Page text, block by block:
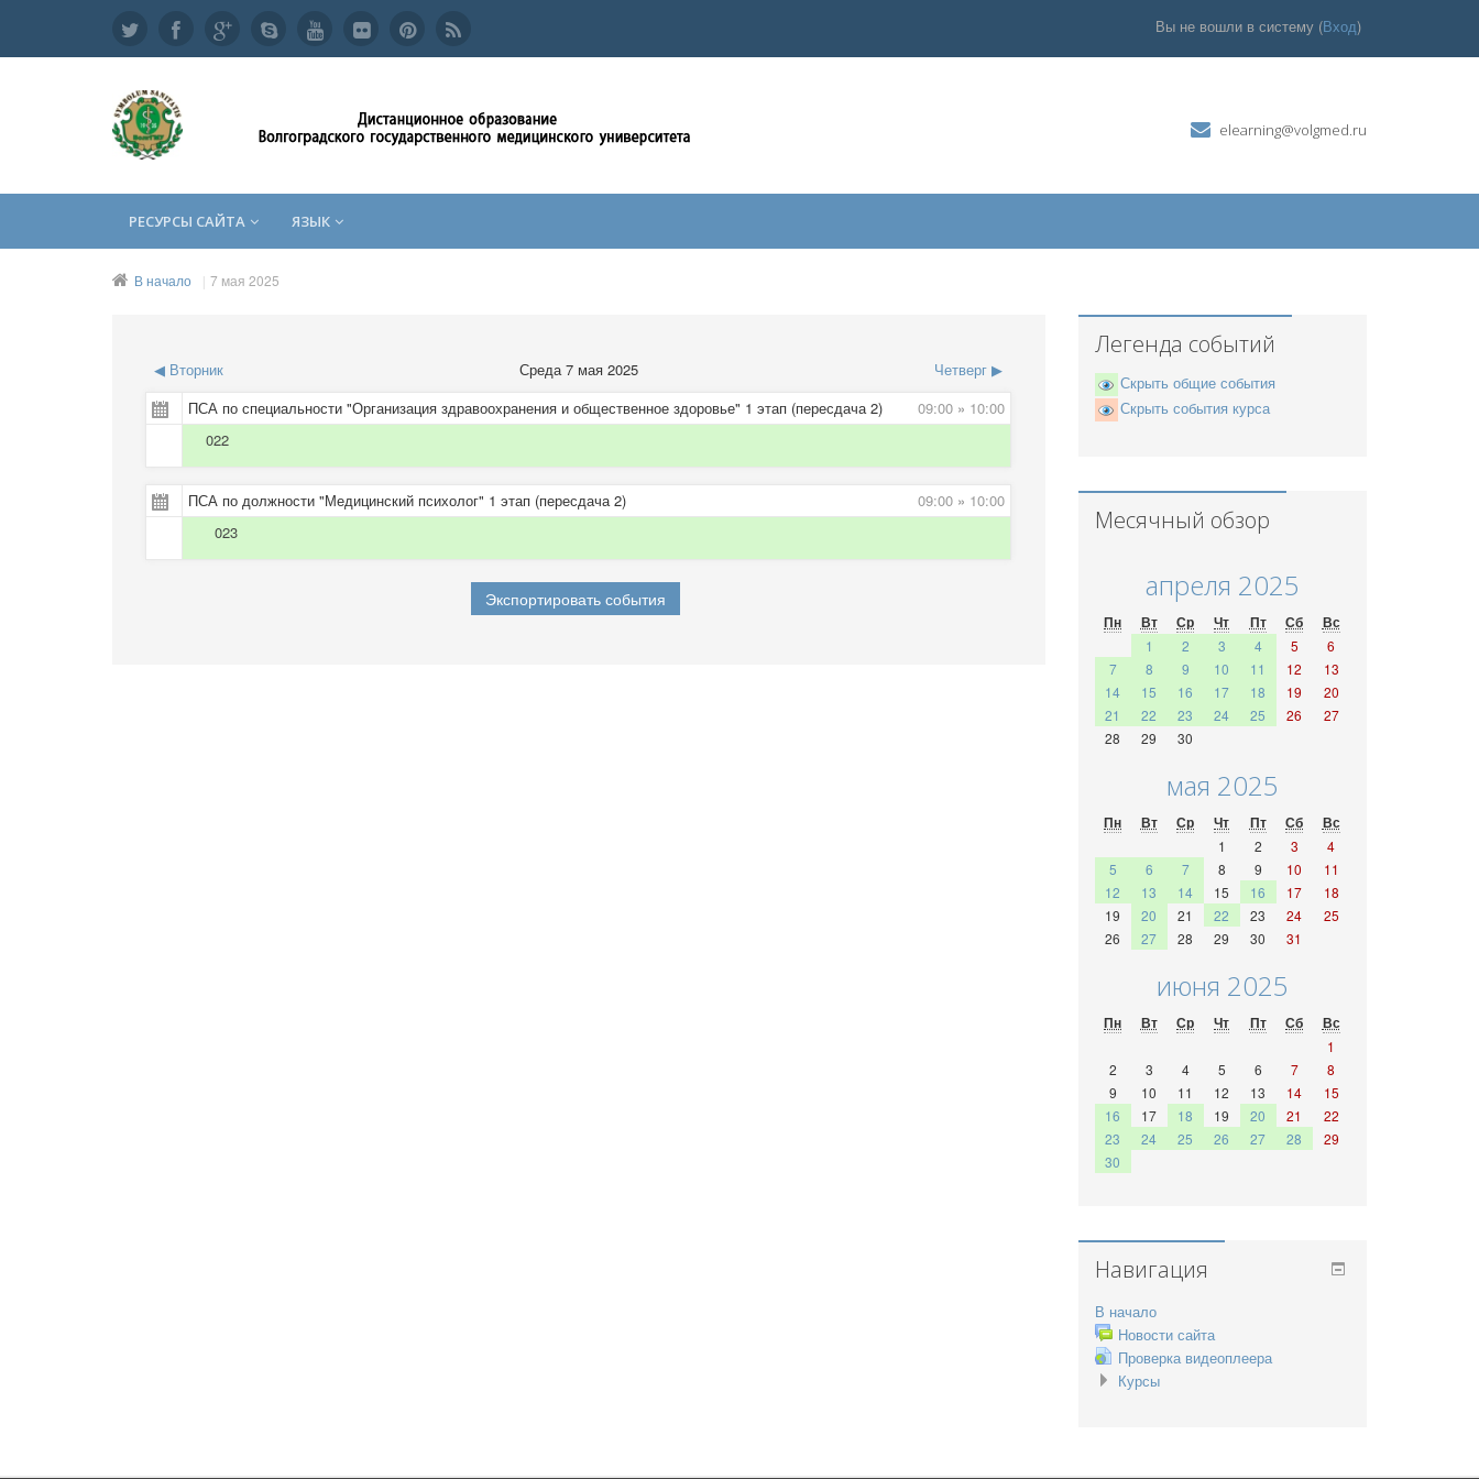
Вы не вошли в систему (Вход)
elearning@volgmed.ru
РЕСУРСЫ САЙТА ЯЗЫК
В начало 7 мая 2025
◀ Вторник Среда 7 мая 2025 Четверг ▶
ПСА по специальности "Организация здравоохранения и общественное здоровье" 1 этап (пересдача 2)
09:00 » 10:00
022
ПСА по должности "Медицинский психолог" 1 этап (пересдача 2) 09:00 » 10:00
023
Легенда событий
Скрыть общие события
Скрыть события курса
Месячный обзор
апреля 2025
Пн Вт Ср Чт Пт Сб Вс
1 2 3 4 5
6
7
8 9 10 11 12
13
14
15 16 17 18 19
20
21
22 23 24 25 26
27
28
29 30
мая 2025
Пн Вт Ср Чт Пт Сб Вс
1 2 3
4
5
6 7 8 9 10
11
12
13 14 15 16 17
18
19
20 21 22 23 24
25
26
27 28 29 30 31
июня 2025
Пн Вт Ср Чт Пт Сб Вс
1
2
3 4 5 6 7
8
9
10 11 12 13 14
15
16
17 18 19 20 21
22
23
24 25 26 27 28
29
30
Навигация
В начало
Новости сайта
Проверка видеоплеера
Курсы